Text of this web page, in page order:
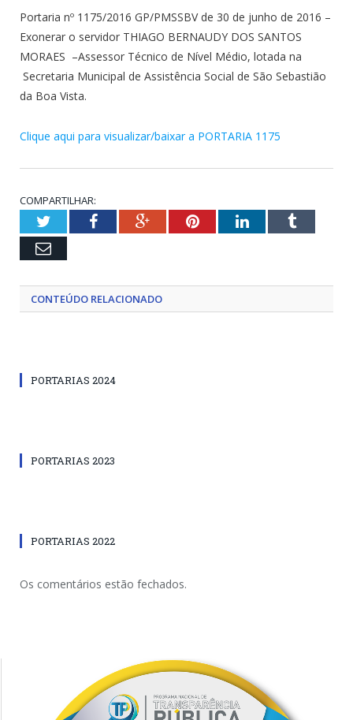
Portaria nº 1175/2016 GP/PMSSBV de 30 de junho de 2016 –
Exonerar o servidor THIAGO BERNAUDY DOS SANTOS
MORAES –Assessor Técnico de Nível Médio, lotada na
Secretaria Municipal de Assistência Social de São Sebastião
da Boa Vista.
Clique aqui para visualizar/baixar a PORTARIA 1175
COMPARTILHAR:
TwitterFacebookGoogle+PinterestLinkedInTumblr
Email
CONTEÚDO RELACIONADO
PORTARIAS 2024
PORTARIAS 2023
PORTARIAS 2022
Os comentários estão fechados.